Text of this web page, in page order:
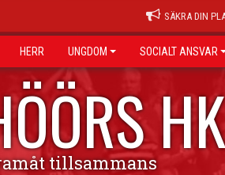
SÄKRA DIN
HERR UNGDOM SOCIALT ANSVAR
tillsammans